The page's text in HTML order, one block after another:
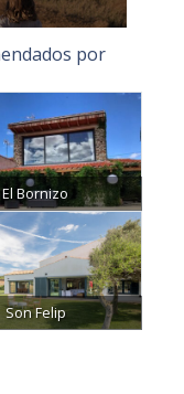
por
El Bornizo
Son Felip